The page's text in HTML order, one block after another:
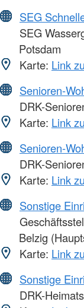
SEG
SEG
Potsdam
Karte: Link
Senioren-
DRK-
Karte: Link
Senioren-
DRK-
Karte: Link
Sonstige
Belzig
Karte: Link
Sonstige
DRK-